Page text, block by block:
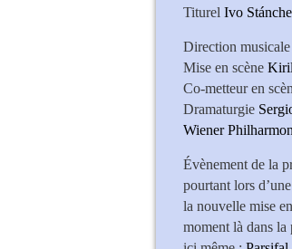
Titurel Ivo
Direction musicale
Mise en scène
Co-metteur en
Dramaturgie
Wiener
Évènement de la
pourtant lors
la nouvelle mise
moment là dans